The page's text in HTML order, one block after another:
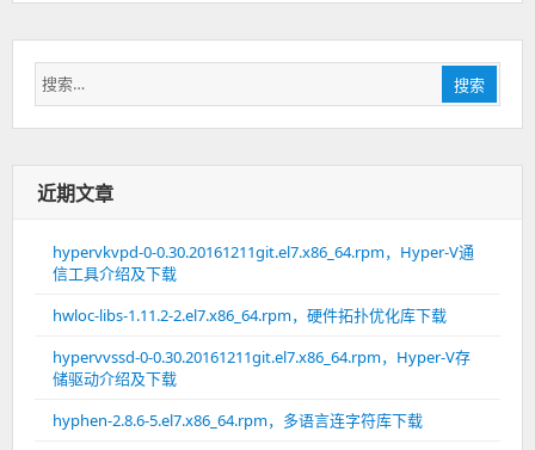
搜
索：
搜索
近期文章
hypervkvpd-0-0.30.20161211git.el7.x86_64.rpm，Hyper-V通
信工具介绍及下载
hwloc-libs-1.11.2-2.el7.x86_64.rpm，硬件拓扑优化库下载
hypervvssd-0-0.30.20161211git.el7.x86_64.rpm，Hyper-V存
储驱动介绍及下载
hyphen-2.8.6-5.el7.x86_64.rpm，多语言连字符库下载